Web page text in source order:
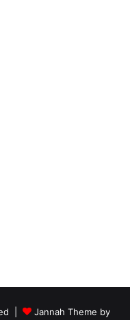
| Jannah Theme by